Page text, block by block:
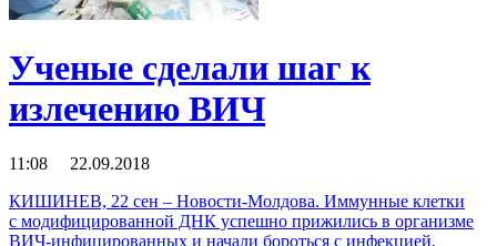
Ученые сделали шаг к
излечению ВИЧ
11:08 22.09.2018
КИШИНЕВ, 22 сен – Новости-Молдова. Иммунные клетки
с модифицированной ДНК успешно прижились в организме
ВИЧ-инфицированных и начали бороться с инфекцией,